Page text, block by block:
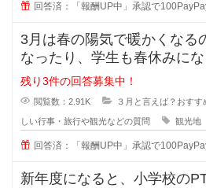
回答済：「報酬UP中」承認で
3月は春の陽気で暖かくなる
なったり、学生も春休みに
も人が多いイメージがありま
残り3件の回答募集中！
閲覧数：2.91K ３月と言えば？おす
しい行事・旅行や観光などの質問 観光地
回答済：「報酬UP中」承認で
新年度になると、小学校の